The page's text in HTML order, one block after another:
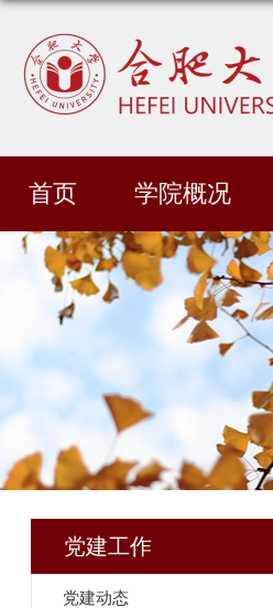
首页 学院概况
党建工作
党建动态